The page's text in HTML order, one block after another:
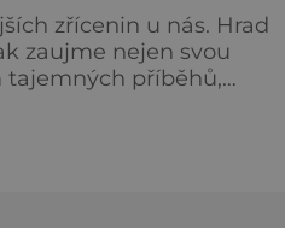
zřícenin u nás. Hrad
zaujme nejen svou
tajemných příběhů,
vrchů nedaleko